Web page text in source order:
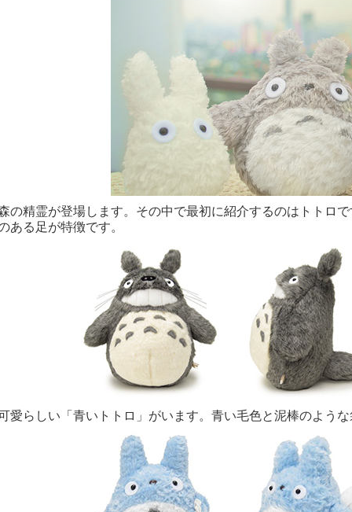
の精霊が登場します。その中で最初に紹介するのはトトロ
ある足が特徴です。
愛らしい「青いトトロ」がいます。青い毛色と泥棒のような